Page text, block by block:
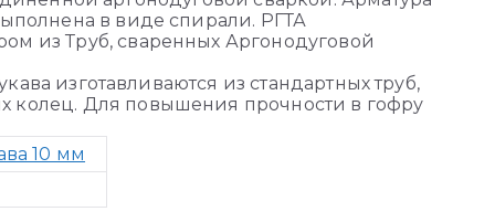
в виде спирали. РГТА
из Труб, сваренных Аргонодуговой
изготавливаются из стандартных труб,
колец. Для повышения прочности в гофру
10 мм